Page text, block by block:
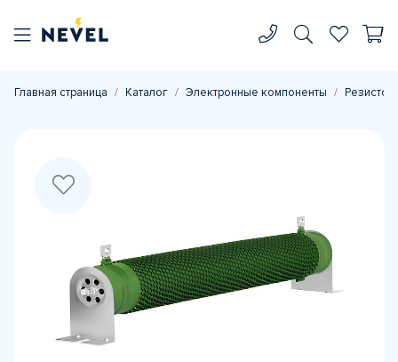
Главная страница Каталог Электронные компоненты